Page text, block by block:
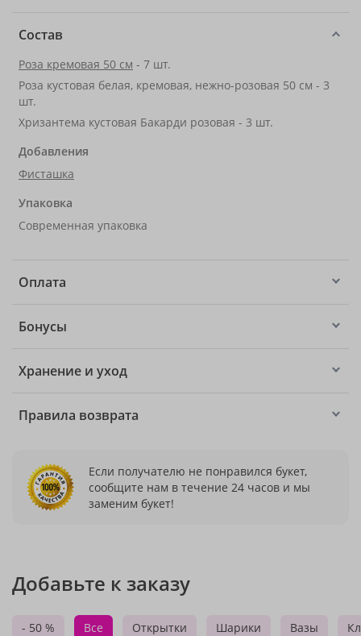
Состав
Роза кремовая 50 см - 7 шт.
Роза кустовая белая, кремовая, нежно-розовая 50 см - 3
шт.
Хризантема кустовая Бакарди розовая - 3 шт.
Добавления
Фисташка
Упаковка
Современная упаковка
Оплата
Бонусы
Хранение и уход
Правила возврата
Если получателю не понравился букет,
сообщите нам в течение 24 часов и мы
заменим букет!
Добавьте к заказу
- 50 % Все Открытки Шарики Вазы